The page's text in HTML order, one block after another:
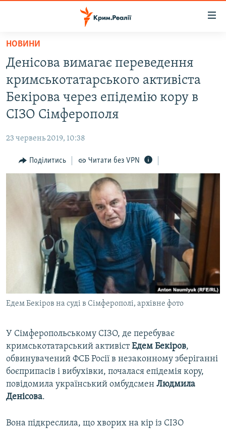
Перейти
основного
матеріалу
Перейти
до
основної
Перейти
пошуку
ВОДА.КРИМ
ВІДЕО ТА ФОТО
ПОЛІТИКА
ПОГЛЯД
ІНТЕРВ'Ю
ВСЕ ЗА ДЕНЬ
СПЕЦПРОЕКТИ
ДЕПОРТАЦІЯ
ВІДЕОУРОКИ «ELIFBE»
СВІДЧЕННЯ ОКУПАЦІЇ
УКРАЇНСЬКА ПРОБЛЕМА КРИМУ
ІНФОГРАФІКА
ЯК ОБІЙТИ БЛОКУВАННЯ
Русский
Qırımtatar
ДОЛУЧАЙСЯ!
Усі сайти RFE/RL
НОВИНИ
Денісова вимагає переведення
кримськотатарського активіста
Бекірова через епідемію кору в
СІЗО Сімферополя
23 червень 2019, 10:38
Поділитись Читати без VPN
Едем Бекіров на суді в Сімферополі, архівне фото
У Сімферопольському СІЗО, де перебуває
кримськотатарський активістЕдем Бекіров,
обвинувачений ФСБ Росії в незаконному зберіганні
боєприпасів і вибухівки, почалася епідемія кору,
повідомила український омбудсмен Людмила
Денісова.
Вона підкреслила, що хворих на кір із СІЗО